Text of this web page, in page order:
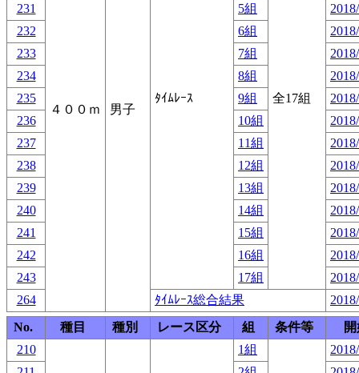
４００ｍ 男子
ﾀｲﾑﾚｰｽ 全17組
231
5組
232
6組
233
7組
234
8組
235
9組
236
10組
237
11組
238
12組
239
13組
240
14組
241
15組
242
16組
243
17組
264
ﾀｲﾑﾚｰｽ総合結果
No.
種目 種別 レース区分 組 条件等
210
1組